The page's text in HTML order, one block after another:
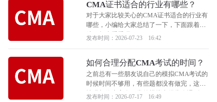
CMA证书适合的行业有哪些？
对于大家比较关心的CMA证书适合的行业有
哪些，小编给大家总结了一下，下面跟着小
编一起来看看吧！
发布时间：2026-07-23 16:42
如何合理分配CMA考试的时间？
之前总有一些朋友说自己的模拟CMA考试的
时候时间不够用，有些题都没有做完，这种
情况相信大家在平常的模拟中经常会遇到，
发布时间：2026-07-17 16:49